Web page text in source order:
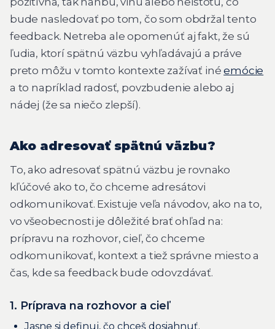
bude nasledovať po tom, čo som obdržal tento
feedback. Netreba ale opomenúť aj fakt, že sú
ľudia, ktorí spätnú väzbu vyhľadávajú a práve
preto môžu v tomto kontexte zažívať inéemócie
a to napríklad radosť, povzbudenie alebo aj
nádej (že sa niečo zlepší).
Ako adresovať spätnú väzbu?
To, ako adresovať spätnú väzbu je rovnako
kľúčové ako to, čo chceme adresátovi
odkomunikovať. Existuje veľa návodov, ako na to,
vo všeobecnosti je dôležité brať ohľad na:
prípravu na rozhovor, cieľ, čo chceme
odkomunikovať, kontext a tiež správne miesto a
čas, kde sa feedback bude odovzdávať.
1. Príprava na rozhovor a cieľ
Jasne si definuj, čo chceš dosiahnuť.